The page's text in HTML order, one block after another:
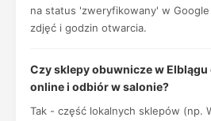
na status 'zweryfikowany' w
zdjęć i godzin otwarcia.
Czy sklepy obuwnicze w
online i odbiór w salonie?
Tak - część lokalnych sklepów (np.